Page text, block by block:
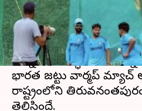
ఈ వార్తాకథనం ఏంటి
టీమిండియాఆటగాళ్లు
టోర్నీ కోసం
భారత జట్టు వార్మప్ మ్యాచ్
రాష్ట్రంలోని
తెలిసిందే.